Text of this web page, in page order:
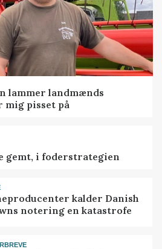
lammer landmænds
mig pisset på
gemt, i foderstrategien
kalder Danish
notering en katastrofe